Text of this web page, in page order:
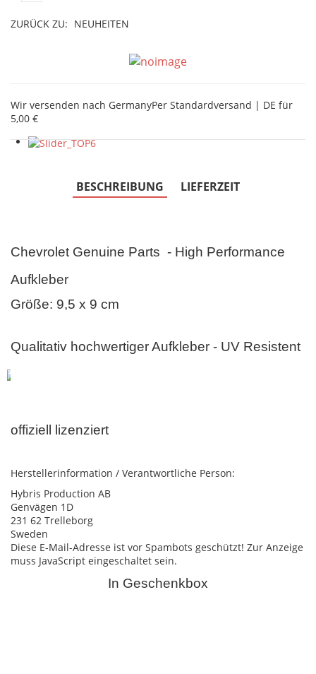
ZURÜCK ZU: NEUHEITEN
Wir versenden nach GermanyPer Standardversand | DE für
5,00 €
BESCHREIBUNG LIEFERZEIT
Chevrolet Genuine Parts - High Performance
Aufkleber
Größe: 9,5 x 9 cm
Qualitativ hochwertiger Aufkleber - UV Resistent
offiziell lizenziert
Herstellerinformation / Verantwortliche Person:
Hybris Production AB
Genvägen 1D
231 62 Trelleborg
Sweden
Diese E-Mail-Adresse ist vor Spambots geschützt! Zur Anzeige
muss JavaScript eingeschaltet sein.
In Geschenkbox